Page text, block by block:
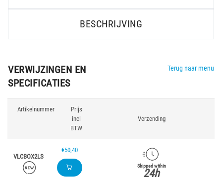
BESCHRIJVING
VERWIJZINGEN EN
SPECIFICATIES
Terug naar menu
Artikelnummer
Prijs
incl
BTW
Verzending
VLCBOX2LS
€50,40
Shipped within
24h